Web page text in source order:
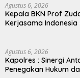
Agustus 6, 2026
Kepala BKN Prof
Kerjasama
Agustus 6, 2026
Kapolres : Sinergi
Penegakan Hukum